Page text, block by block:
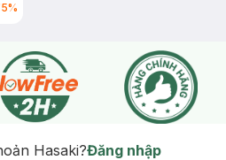
%
Hasaki?Đăng nhập